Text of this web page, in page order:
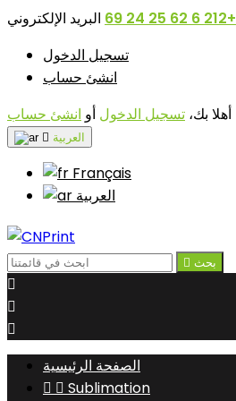
+212 6 62 25 24 69
تسجيل الدخول
انشئ حساب
أهلا بك، تسجيل الدخول أو انشئ حساب
‫العربية 
Français
‫العربية
 بحث



الصفحة الرئيسية
  Sublimation